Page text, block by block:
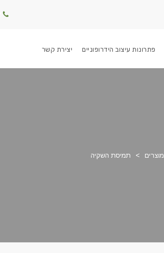
פתרונות עיצוב הידרופוניים יצירת קשר
מוצרים > תמיסת השקיה